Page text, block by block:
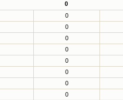
0
0
0
0
0
0
0
0
0